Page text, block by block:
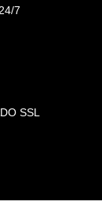
7
SSL